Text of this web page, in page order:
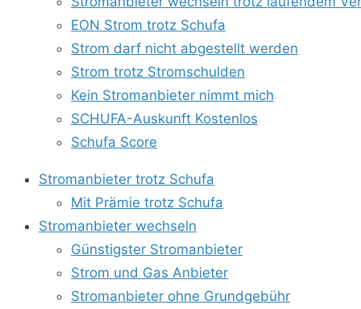
EON Strom trotz Schufa
Strom darf nicht abgestellt werden
Strom trotz Stromschulden
Kein Stromanbieter nimmt mich
SCHUFA-Auskunft Kostenlos
Schufa Score
Stromanbieter trotz Schufa
Mit Prämie trotz Schufa
Stromanbieter wechseln
Günstigster Stromanbieter
Strom und Gas Anbieter
Stromanbieter ohne Grundgebühr